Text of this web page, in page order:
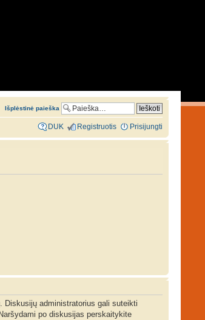
Išplėstinė paieška
DUK Registruotis Prisijungti
Diskusijų administratorius gali suteikti
po diskusijas perskaitykite